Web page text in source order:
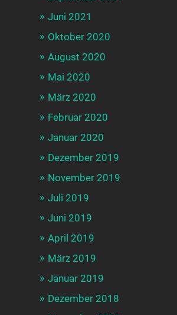
Juni 2021
Oktober 2020
August 2020
Mai 2020
März 2020
Februar 2020
Januar 2020
Dezember 2019
November 2019
Juli 2019
Juni 2019
April 2019
März 2019
Januar 2019
Dezember 2018